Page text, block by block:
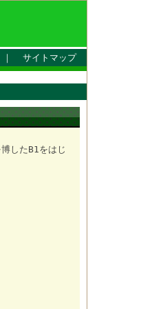
サイトマップ
したB1をはじ